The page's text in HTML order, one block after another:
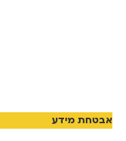
אבטחת מידע